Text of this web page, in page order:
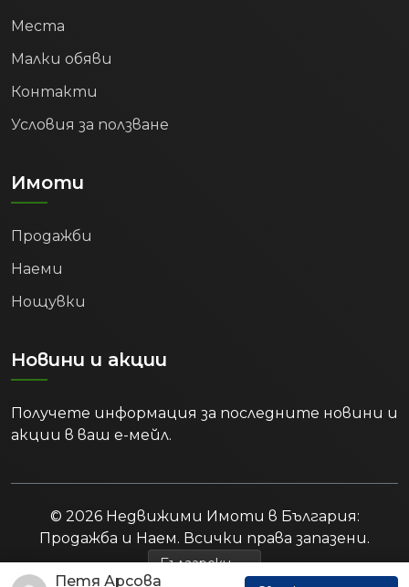
Петя Арсова
Места
Малки обяви
Контакти
Условия за ползване
Имоти
Продажби
Наеми
Нощувки
Новини и акции
Получете информация за последните новини и
акции в ваш е-мейл.
© 2026 Недвижими Имоти в България:
Продажба и Наем. Всички права запазени.